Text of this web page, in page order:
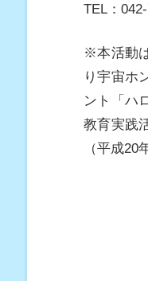
TEL：
※本活動
り宇宙ホ
ント「ハ
教育実践
（平成20